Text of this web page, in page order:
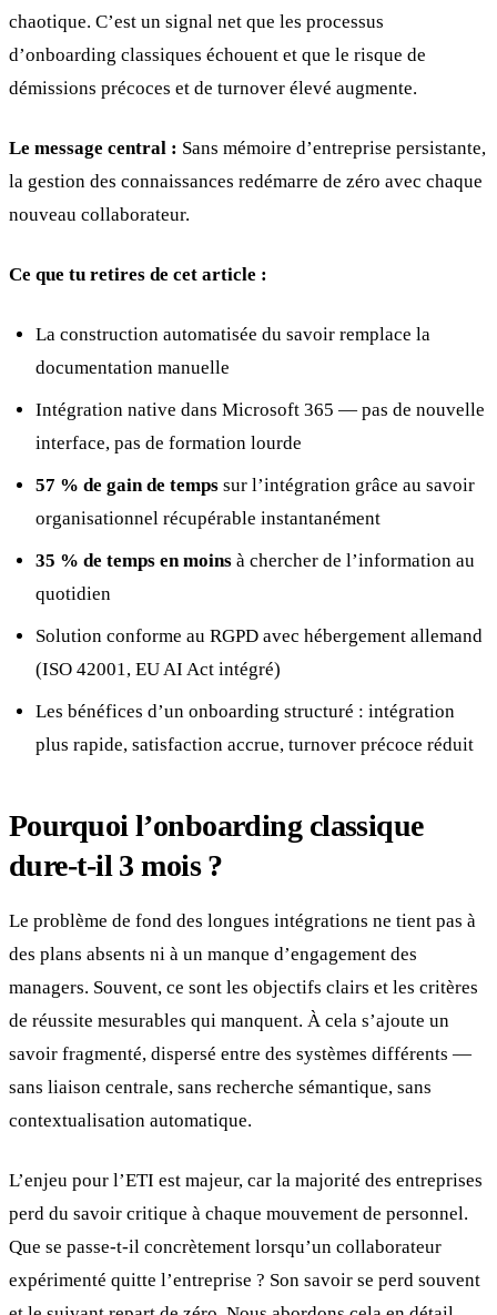
chaotique. C’est un signal net que les processus
d’onboarding classiques échouent et que le risque de
démissions précoces et de turnover élevé augmente.
Le message central : Sans mémoire d’entreprise persistante,
la gestion des connaissances redémarre de zéro avec chaque
nouveau collaborateur.
Ce que tu retires de cet article :
La construction automatisée du savoir remplace la
documentation manuelle
Intégration native dans Microsoft 365 — pas de nouvelle
interface, pas de formation lourde
57 % de gain de temps sur l’intégration grâce au savoir
organisationnel récupérable instantanément
35 % de temps en moins à chercher de l’information au
quotidien
Solution conforme au RGPD avec hébergement allemand
(ISO 42001, EU AI Act intégré)
Les bénéfices d’un onboarding structuré : intégration
plus rapide, satisfaction accrue, turnover précoce réduit
Pourquoi l’onboarding classique
dure-t-il 3 mois ?
Le problème de fond des longues intégrations ne tient pas à
des plans absents ni à un manque d’engagement des
managers. Souvent, ce sont les objectifs clairs et les critères
de réussite mesurables qui manquent. À cela s’ajoute un
savoir fragmenté, dispersé entre des systèmes différents —
sans liaison centrale, sans recherche sémantique, sans
contextualisation automatique.
L’enjeu pour l’ETI est majeur, car la majorité des entreprises
perd du savoir critique à chaque mouvement de personnel.
Que se passe-t-il concrètement lorsqu’un collaborateur
expérimenté quitte l’entreprise ? Son savoir se perd souvent